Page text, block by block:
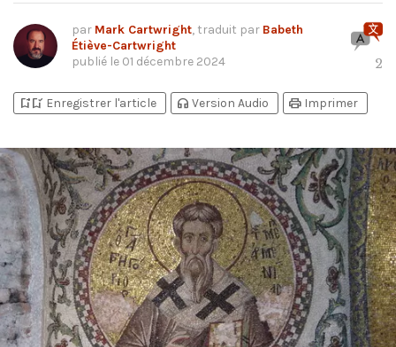
par Mark Cartwright, traduit par Babeth
Étiève-Cartwright
publié le 01 décembre 2024 2
bookmark_addbookmark_added Enregistrer l'article headphones Version Audio print Imprimer